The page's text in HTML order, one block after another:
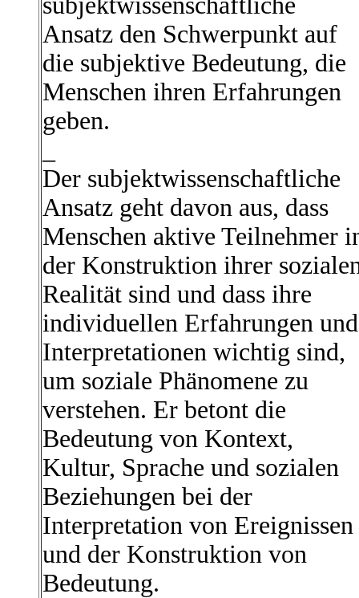
Ansatz den Schwerpunkt auf
die subjektive Bedeutung, die
Menschen ihren Erfahrungen
geben.
Der subjektwissenschaftliche
Ansatz geht davon aus, dass
Menschen aktive Teilnehmer
der Konstruktion ihrer
Realität sind und dass ihre
individuellen Erfahrungen und
Interpretationen wichtig sind,
um soziale Phänomene zu
verstehen. Er betont die
Bedeutung von Kontext,
Kultur, Sprache und sozialen
Beziehungen bei der
Interpretation von Ereignissen
und der Konstruktion von
Bedeutung.